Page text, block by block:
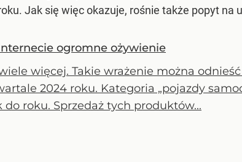
Jak się więc okazuje, rośnie także popyt na
ogromne ożywienie
więcej. Takie wrażenie można
2024 roku. Kategoria „pojazdy
do roku. Sprzedaż tych produktów...